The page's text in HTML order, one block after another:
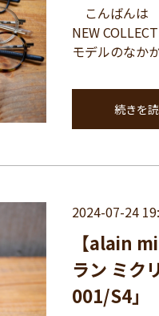
こんばんは
NEW
モデルのなか
続きを
2024-07-24
【alain
ラン ミク
001/S4」